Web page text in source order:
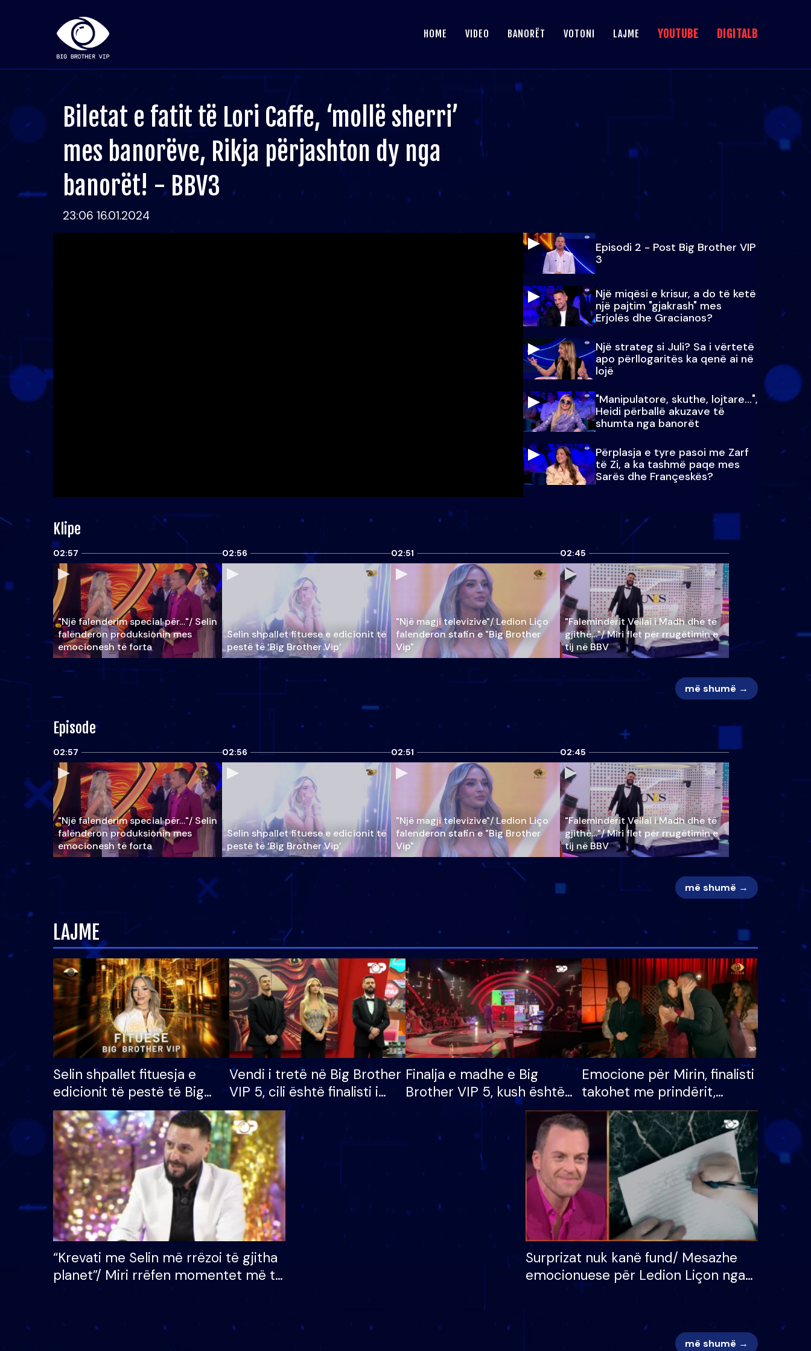
HOME VIDEO BANORËT VOTONI LAJME YOUTUBE DIGITALB
Biletat e fatit të Lori Caffe, ‘mollë sherri’
mes banorëve, Rikja përjashton dy nga
banorët! - BBV3
23:06 16.01.2024
Episodi 2 - Post Big Brother VIP
3
Një miqësi e krisur, a do të ketë
një pajtim "gjakrash" mes
Erjolës dhe Gracianos?
Një strateg si Juli? Sa i vërtetë
apo përllogaritës ka qenë ai në
lojë
"Manipulatore, skuthe, lojtare...",
Heidi përballë akuzave të
shumta nga banorët
Përplasja e tyre pasoi me Zarf
të Zi, a ka tashmë paqe mes
Sarës dhe Françeskës?
Klipe
02:57
"Një falenderim special për…"/ Selin
falënderon produksionin mes
emocionesh të forta
02:56
Selin shpallet fituese e edicionit të
pestë të ‘Big Brother Vip’
02:51
"Një magji televizive"/ Ledion Liço
falenderon stafin e "Big Brother
Vip"
02:45
"Faleminderit Vëllai i Madh dhe të
gjithë…"/ Miri flet për rrugëtimin e
tij në BBV
më shumë →
Episode
02:57
"Një falenderim special për…"/ Selin
falënderon produksionin mes
emocionesh të forta
02:56
Selin shpallet fituese e edicionit të
pestë të ‘Big Brother Vip’
02:51
"Një magji televizive"/ Ledion Liço
falenderon stafin e "Big Brother
Vip"
02:45
"Faleminderit Vëllai i Madh dhe të
gjithë…"/ Miri flet për rrugëtimin e
tij në BBV
më shumë →
LAJME
Selin shpallet fituesja e
edicionit të pestë të Big
Brother VIP, rrëmben
çmimin e madh prej 100
mijë eurosh
Vendi i tretë në Big Brother
VIP 5, cili është finalisti i
radhës që lë shtëpinë
Finalja e madhe e Big
Brother VIP 5, kush është
banori i parë që lë shtëpinë
dhe humb mundësinë për
të fituar çmimin e madh
Emocione për Mirin, finalisti
takohet me prindërit,
vajzën dhe bashkëshorten:
S’kemi ndonjë letër divorci
apo jo?
“Krevati me Selin më rrëzoi të gjitha
planet”/ Miri rrëfen momentet më të
bukura në shtëpinë e BB VIP: Do më
Surprizat nuk kanë fund/ Mesazhe
emocionuese për Ledion Liçon nga
nëna dhe fëmijët e tij, moderatori
më shumë →